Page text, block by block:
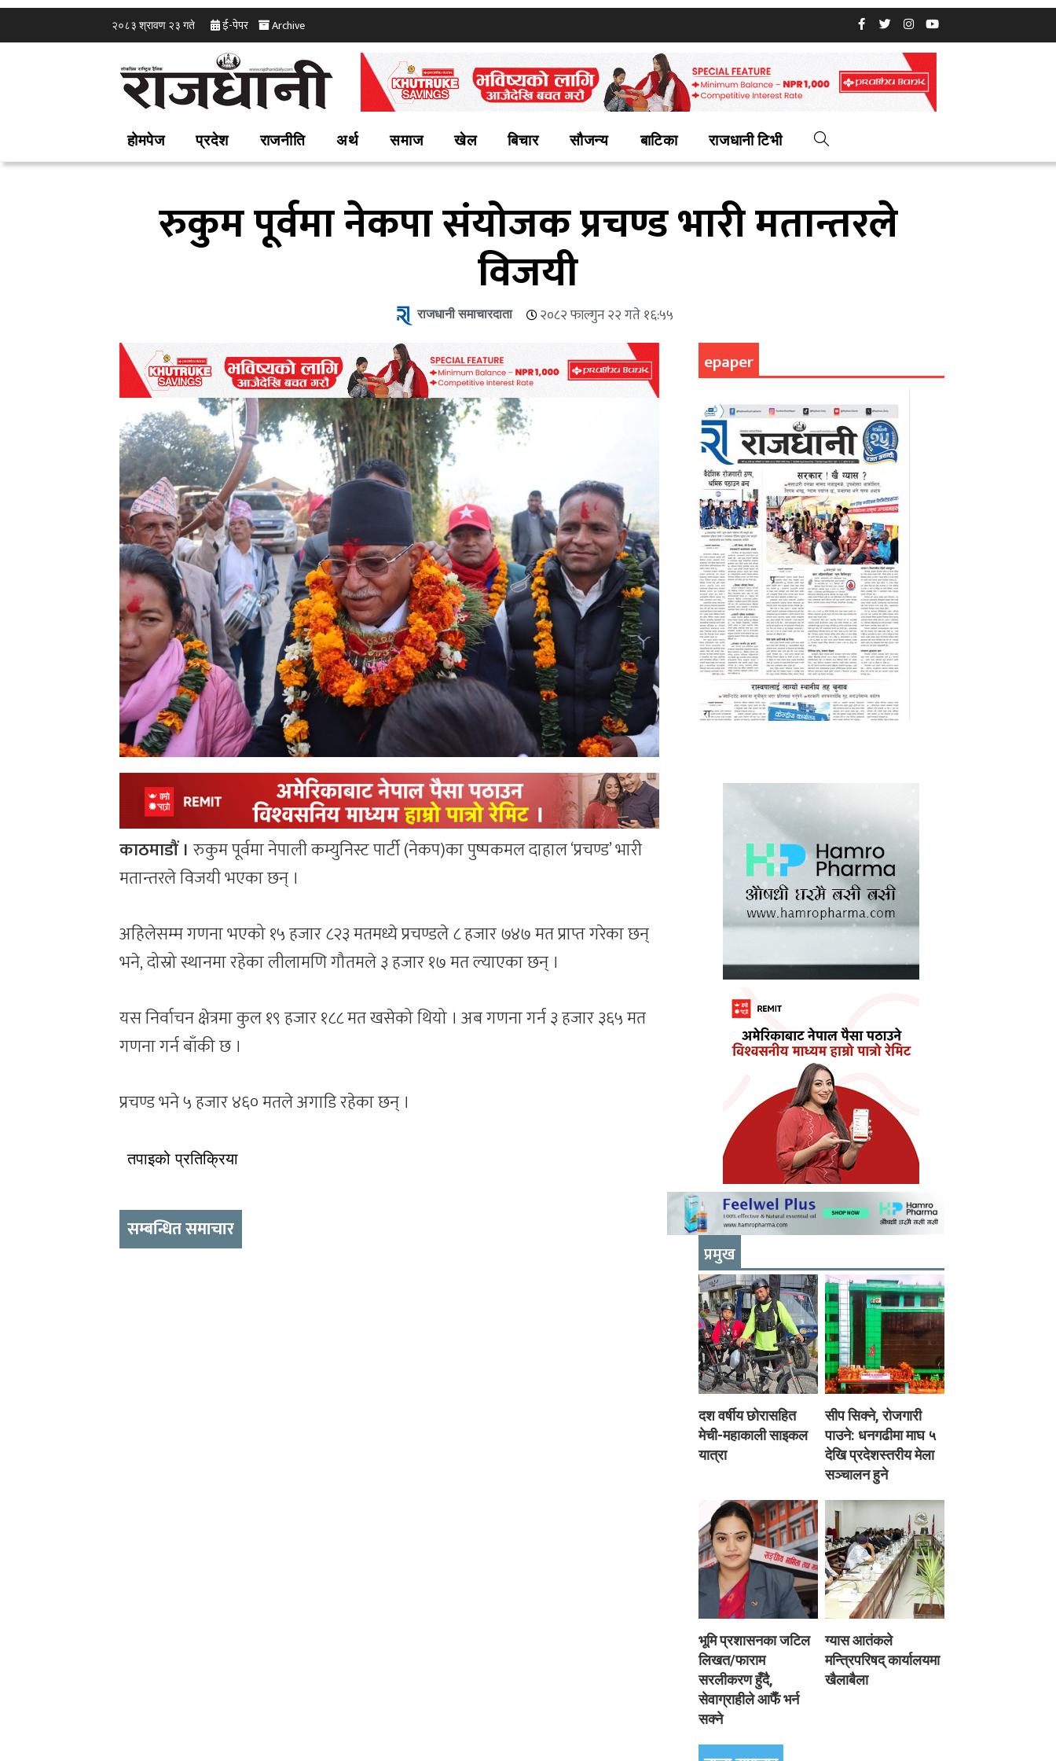
२०८३ श्रावण २३ गते ई-पेपर Archive
होमपेज प्रदेश राजनीति अर्थ समाज खेल बिचार सौजन्य बाटिका राजधानी टिभी
रुकुम पूर्वमा नेकपा संयोजक प्रचण्ड भारी मतान्तरले
विजयी
राजधानी समाचारदाता २०८२ फाल्गुन २२ गते १६:५५
काठमाडौं । रुकुम पूर्वमा नेपाली कम्युनिस्ट पार्टी (नेकप)का पुष्पकमल दाहाल ‘प्रचण्ड’ भारी
मतान्तरले विजयी भएका छन् ।
अहिलेसम्म गणना भएको १५ हजार ८२३ मतमध्ये प्रचण्डले ८ हजार ७४७ मत प्राप्त गरेका छन्
भने, दोस्रो स्थानमा रहेका लीलामणि गौतमले ३ हजार १७ मत ल्याएका छन् ।
यस निर्वाचन क्षेत्रमा कुल १९ हजार १८८ मत खसेको थियो । अब गणना गर्न ३ हजार ३६५ मत
गणना गर्न बाँकी छ ।
प्रचण्ड भने ५ हजार ४६० मतले अगाडि रहेका छन् ।
तपाइको प्रतिक्रिया
सम्बन्धित समाचार
epaper
प्रमुख
दश वर्षीय छोरासहित
मेची-महाकाली साइकल
यात्रा
सीप सिक्ने, रोजगारी
पाउने: धनगढीमा माघ ५
देखि प्रदेशस्तरीय मेला
सञ्चालन हुने
भूमि प्रशासनका जटिल
लिखत/फाराम
सरलीकरण हुँदै,
सेवाग्राहीले आफैँ भर्न
सक्ने
ग्यास आतंकले
मन्त्रिपरिषद् कार्यालयमा
खैलाबैला